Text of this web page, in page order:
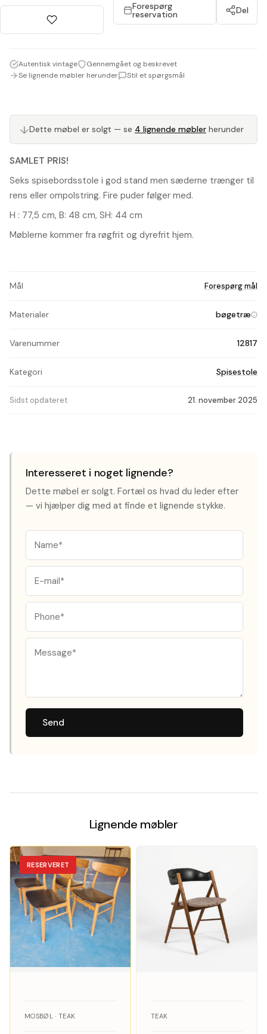
SAMLET PRIS!
Seks spisebordsstole i god stand men sæderne trænger til
rens eller ompolstring. Fire puder følger med.
H : 77,5 cm, B: 48 cm, SH: 44 cm
Møblerne kommer fra røgfrit og dyrefrit hjem.
Mål Forespørg mål
Materialer bøgetræ
Varenummer 12817
Kategori Spisestole
Sidst opdateret 21. november 2025
Forespørg
reservation Del
Autentisk vintage
Gennemgået og beskrevet
Se lignende møbler herunder
Stil et spørgsmål
↓Dette møbel er solgt — se 4 lignende møbler herunder
Interesseret i noget lignende?
Dette møbel er solgt. Fortæl os hvad du leder efter
— vi hjælper dig med at finde et lignende stykke.
Send
Lignende møbler
RESERVERET
MOSBØL · TEAK TEAK